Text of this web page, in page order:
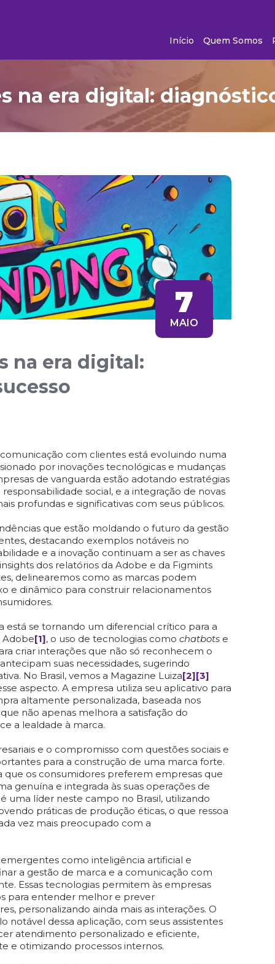
Início Quem Somos
na era digital:
7
MAIO
na era digital:
com clientes está evoluindo numa
por inovações tecnológicas e mudanças
de vanguarda estão adotando estratégias
social, e a integração de novas
profundas e significativas com seus públicos.
que estão moldando o futuro da gestão
destacando exemplos notáveis no
e a inovação continuam a ser as chaves
dos relatórios da Adobe e da Figmints
delinearemos como as marcas podem
e dinâmico para construir relacionamentos
está se tornando um diferencial crítico para a
Adobe[1], o uso de tecnologias como chatbots e
criar interações que não só reconhecem o
suas necessidades, sugerindo
No Brasil, vemos a Magazine Luiza[2][3]
aspecto. A empresa utiliza seu aplicativo para
altamente personalizada, baseada nos
não apenas melhora a satisfação do
a lealdade à marca.
e o compromisso com questões sociais e
para a construção de uma marca forte.
que os consumidores preferem empresas que
genuína e integrada às suas operações de
uma líder neste campo no Brasil, utilizando
práticas de produção éticas, o que ressoa
vez mais preocupado com a
como inteligência artificial e
a gestão de marca e a comunicação com
Essas tecnologias permitem às empresas
para entender melhor e prever
personalizando ainda mais as interações. O
notável dessa aplicação, com seus assistentes
atendimento personalizado e eficiente,
e otimizando processos internos​​.